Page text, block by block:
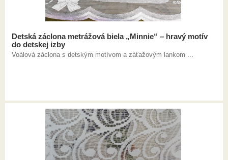
Detská záclona metrážová biela „Minnie“ – hravý motív
do detskej izby
Voálová záclona s detským motívom a záťažovým lankom ...